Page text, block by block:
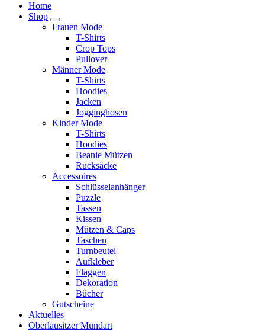
Home
Shop
Frauen Mode
T-Shirts
Crop Tops
Pullover
Männer Mode
T-Shirts
Hoodies
Jacken
Jogginghosen
Kinder Mode
T-Shirts
Hoodies
Beanie Mützen
Rucksäcke
Accessoires
Schlüsselanhänger
Puzzle
Tassen
Kissen
Mützen & Caps
Taschen
Turnbeutel
Aufkleber
Flaggen
Dekoration
Bücher
Gutscheine
Aktuelles
Oberlausitzer Mundart